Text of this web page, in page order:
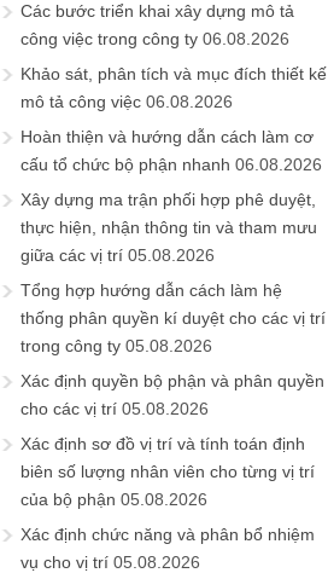
Các bước triển khai xây dựng mô tả
công việc trong công ty 06.08.2026
Khảo sát, phân tích và mục đích thiết kế
mô tả công việc 06.08.2026
Hoàn thiện và hướng dẫn cách làm cơ
cấu tổ chức bộ phận nhanh 06.08.2026
Xây dựng ma trận phối hợp phê duyệt,
thực hiện, nhận thông tin và tham mưu
giữa các vị trí 05.08.2026
Tổng hợp hướng dẫn cách làm hệ
thống phân quyền kí duyệt cho các vị trí
trong công ty 05.08.2026
Xác định quyền bộ phận và phân quyền
cho các vị trí 05.08.2026
Xác định sơ đồ vị trí và tính toán định
biên số lượng nhân viên cho từng vị trí
của bộ phận 05.08.2026
Xác định chức năng và phân bổ nhiệm
vụ cho vị trí 05.08.2026